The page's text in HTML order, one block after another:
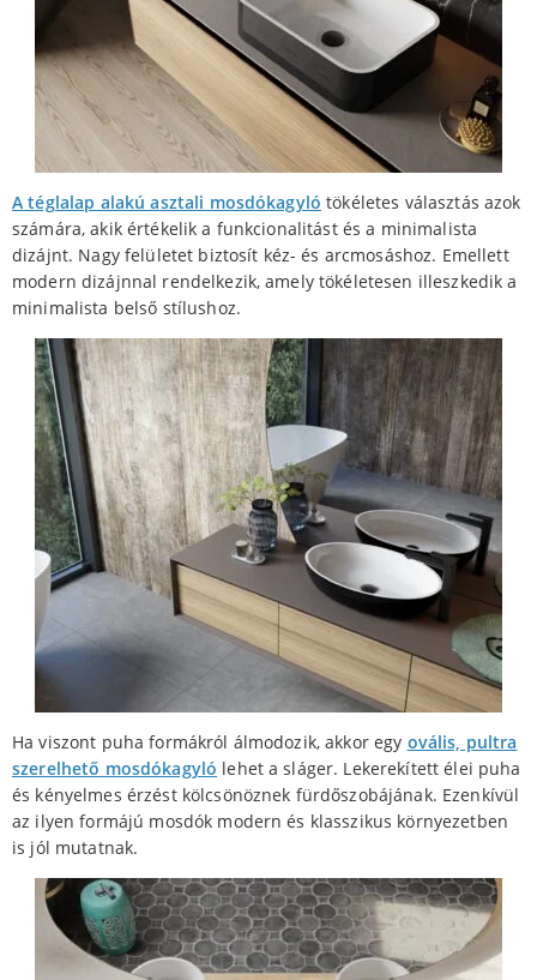
A téglalap alakú asztali mosdókagyló tökéletes választás azok
számára, akik értékelik a funkcionalitást és a minimalista
dizájnt. Nagy felületet biztosít kéz- és arcmosáshoz. Emellett
modern dizájnnal rendelkezik, amely tökéletesen illeszkedik a
minimalista belső stílushoz.
Ha viszont puha formákról álmodozik, akkor egy ovális, pultra
szerelhető mosdókagyló lehet a sláger. Lekerekített élei puha
és kényelmes érzést kölcsönöznek fürdőszobájának. Ezenkívül
az ilyen formájú mosdók modern és klasszikus környezetben
is jól mutatnak.